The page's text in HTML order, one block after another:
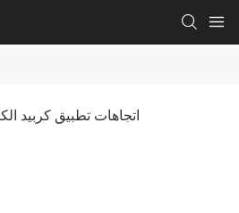
اتجاهات تطبيق كربيد